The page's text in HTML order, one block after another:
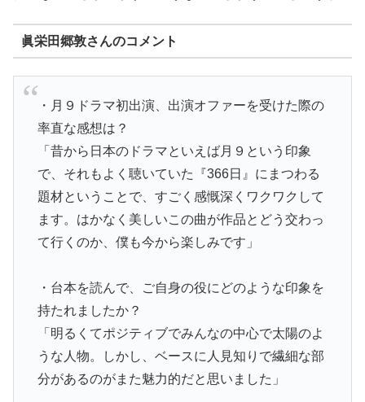
眞栄田郷敦さんのコメント
・月９ドラマ初出演、出演オファーを受けた際の
率直な感想は？
「昔から日本のドラマといえば月９という印象
で、それもよく聴いていた『366日』にまつわる
題材ということで、すごく感慨深くワクワクして
ます。はかなく美しいこの曲が作品とどう交わっ
て行くのか、僕も今から楽しみです」
・台本を読んで、ご自身の役にどのような印象を
持たれましたか？
「明るくてポジティブでみんなの中心で太陽のよ
うな人物。しかし、ベースに人見知りで繊細な部
分があるのがまた魅力的だと思いました」